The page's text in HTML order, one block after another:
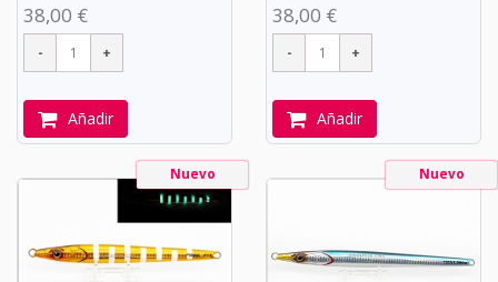
38,00 €
Añadir
38,00 €
Añadir
Nuevo Nuevo